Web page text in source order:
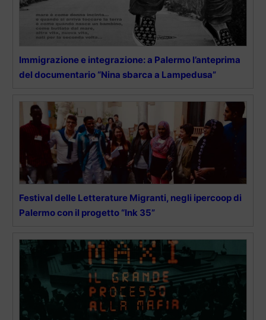
Immigrazione e integrazione: a Palermo l’anteprima
del documentario “Nina sbarca a Lampedusa”
Festival delle Letterature Migranti, negli ipercoop di
Palermo con il progetto “Ink 35”